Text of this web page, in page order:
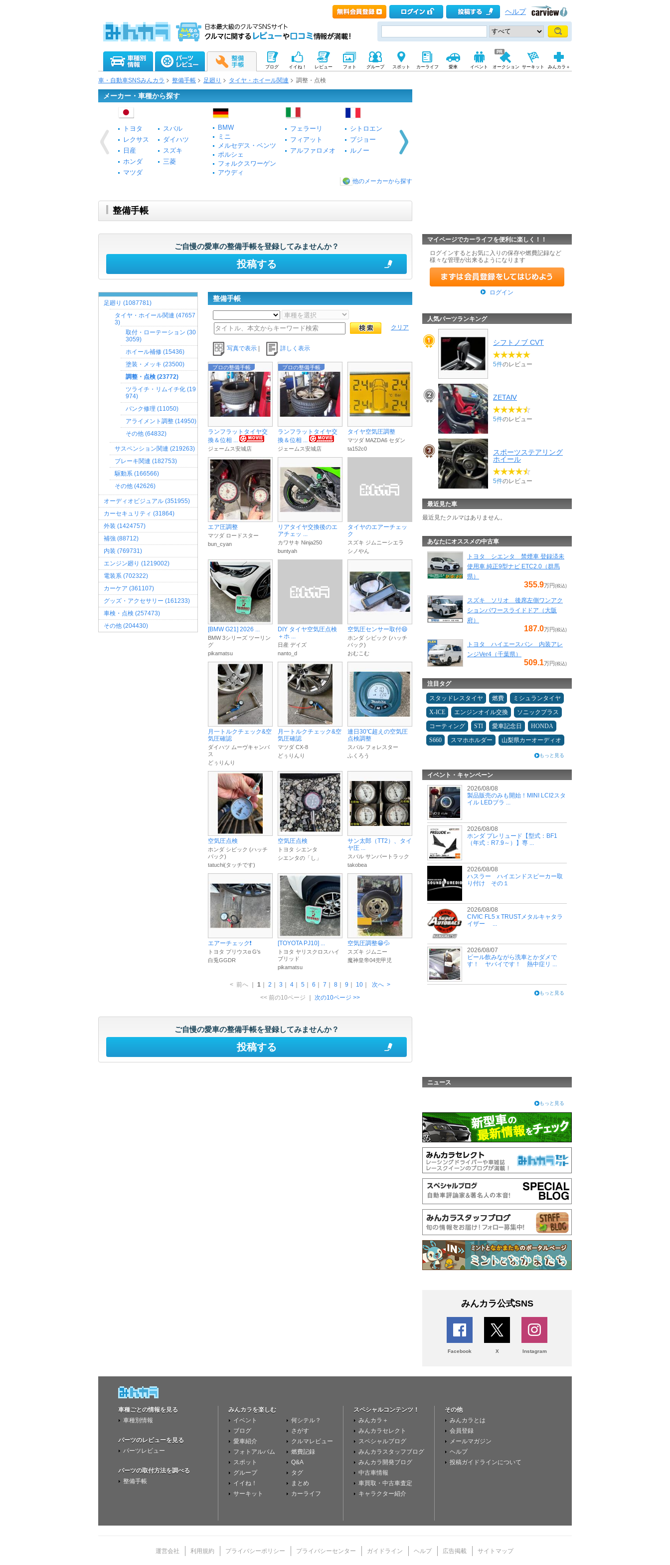
ヘルプ
ブログ イイね！ レビュー フォト グループ スポット カーライフ 愛車 イベント オークション サーキット みんカラ＋
車・自動車SNSみんカラ 整備手帳 足廻り タイヤ・ホイール関連 調整・点検
メーカー・車種から探す
トヨタ
レクサス
日産
ホンダ
マツダ
スバル
ダイハツ
スズキ
三菱
BMW
ミニ
メルセデス・ベンツ
ポルシェ
フォルクスワーゲン
アウディ
フェラーリ
フィアット
アルファロメオ
シトロエン
プジョー
ルノー
他のメーカーから探す
整備手帳
ご自慢の愛車の整備手帳を登録してみませんか？
投稿する
足廻り (1087781)
タイヤ・ホイール関連 (47657
3)
取付・ローテーション (30
3059)
ホイール補修 (15436)
塗装・メッキ (23500)
調整・点検 (23772)
ツライチ・リムイチ化 (19
974)
パンク修理 (11050)
アライメント調整 (14950)
その他 (64832)
サスペンション関連 (219263)
ブレーキ関連 (182753)
駆動系 (166566)
その他 (42626)
オーディオビジュアル (351955)
カーセキュリティ (31864)
外装 (1424757)
補強 (88712)
内装 (769731)
エンジン廻り (1219002)
電装系 (702322)
カーケア (361107)
グッズ・アクセサリー (161233)
車検・点検 (257473)
その他 (204430)
整備手帳
クリア
写真で表示 詳しく表示
プロの整備手帳
ランフラットタイヤ交
換＆位相 ...
ジェームス安城店
プロの整備手帳
ランフラットタイヤ交
換＆位相 ...
ジェームス安城店
タイヤ空気圧調整
マツダ MAZDA6 セダン
ta152c0
エア圧調整
マツダ ロードスター
bun_cyan
リアタイヤ交換後のエ
アチェッ ...
カワサキ Ninja250
buntyah
タイヤのエアーチェッ
ク
スズキ ジムニーシエラ
シノやん
[BMW G21] 2026 ...
BMW 3シリーズ ツーリン
グ
pikamatsu
DIY タイヤ空気圧点検
＋ホ ...
日産 デイズ
nanto_d
空気圧センサー取付😄
ホンダ シビック (ハッチ
バック)
おむこむ
月一トルクチェック&空
気圧確認
ダイハツ ムーヴキャンバ
ス
どぅりんり
月一トルクチェック&空
気圧確認
マツダ CX-8
どぅりんり
連日30℃超えの空気圧
点検調整
スバル フォレスター
ふくろう
空気圧点検
ホンダ シビック (ハッチ
バック)
tatuchi(タッチです)
空気圧点検
トヨタ シエンタ
シエンタの「し」
サン太郎（TT2）、タイ
ヤ圧 ...
スバル サンバートラック
takobea
エアーチェック❗️
トヨタ プリウスα G's
白兎GGDR
[TOYOTA PJ10] ...
トヨタ ヤリスクロスハイ
ブリッド
pikamatsu
空気圧調整😁💦
スズキ ジムニー
魔神皇帝04兜甲児
< 前へ 1 2 3 4 5 6 7 8 9 10 次へ >
<< 前の10ページ
次の10ページ >>
ご自慢の愛車の整備手帳を登録してみませんか？
投稿する
マイページでカーライフを便利に楽しく！！
ログインするとお気に入りの保存や燃費記録など
様々な管理が出来るようになります
ログイン
人気パーツランキング
シフトノブ CVT
5件のレビュー
ZETAⅣ
5件のレビュー
スポーツステアリング
ホイール
5件のレビュー
最近見た車
最近見たクルマはありません。
あなたにオススメの中古車
トヨタ シエンタ 禁煙車 登録済未
使用車 純正9型ナビ ETC2.0（群馬
県）
355.9万円(税込)
スズキ ソリオ 後席左側ワンアク
ションパワースライドドア（大阪
府）
187.0万円(税込)
トヨタ ハイエースバン 内装アレ
ンジVer4（千葉県）
509.1万円(税込)
注目タグ
スタッドレスタイヤ 燃費
ミシュランタイヤ
X-ICE
エンジンオイル交換
ソニックプラス
コーティング
STI 愛車記念日
HONDA
S660
スマホホルダー 山梨県カーオーディオ
もっと見る
イベント・キャンペーン
2026/08/08
製品販売のみも開始！MINI LCI2スタ
イル LEDブラ ...
2026/08/08
ホンダ プレリュード【型式：BF1
（年式：R7.9～）】専 ...
2026/08/08
ハスラー ハイエンドスピーカー取
り付け その１
2026/08/08
CIVIC FL5 x TRUSTメタルキャタラ
イザー ...
2026/08/07
ビール飲みながら洗車とかダメで
す！ ヤバイです！ 熱中症リ ...
もっと見る
ニュース
もっと見る
みんカラ公式SNS
Facebook X Instagram
車種ごとの情報を見る
車種別情報
パーツのレビューを見る
パーツレビュー
パーツの取付方法を調べる
整備手帳
みんカラを楽しむ
イベント
ブログ
愛車紹介
フォトアルバム
スポット
グループ
イイね！
サーキット
何シテル？
さがす
クルマレビュー
燃費記録
Q&A
タグ
まとめ
カーライフ
スペシャルコンテンツ！
みんカラ＋
みんカラセレクト
スペシャルブログ
みんカラスタッフブログ
みんカラ開発ブログ
中古車情報
車買取・中古車査定
キャラクター紹介
その他
みんカラとは
会員登録
メールマガジン
ヘルプ
投稿ガイドラインについて
運営会社 利用規約 プライバシーポリシー プライバシーセンター ガイドライン ヘルプ 広告掲載 サイトマップ